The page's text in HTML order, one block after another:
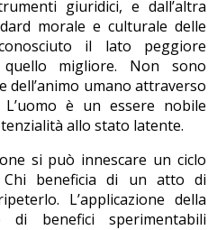
giuridici, e dall’altra
morale e culturale delle
il lato peggiore
migliore. Non sono
dell’animo umano attraverso
L’uomo è un essere nobile
allo stato latente.
si può innescare un ciclo
Chi beneficia di un atto di
L’applicazione della
benefici sperimentabili